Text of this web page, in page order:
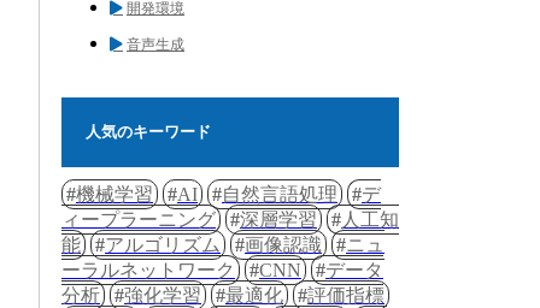
開発環境
音声生成
人気のキーワード
機械学習 AI 自然言語処理
デ
ィープラーニング
深層学習
人工知
能
アルゴリズム 画像認識
ニュ
ーラルネットワーク
CNN
データ
分析
強化学習 最適化
評価指標